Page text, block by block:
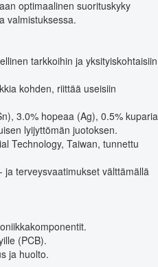
optimaalinen suorituskyky
valmistuksessa.
tarkkoihin ja yksityiskohtaisiin
kohden, riittää useisiin
3.0% hopeaa (Ag), 0.5% kuparia
lyijyttömän juotoksen.
Technology, Taiwan, tunnettu
ja terveysvaatimukset välttämällä
(PCB).
ja huolto.